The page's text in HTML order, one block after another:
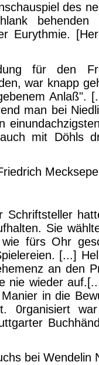
des
behenden
Eurythmie.
für den
war knapp
Anlaß".
man bei
mit Döhls
Schriftsteller
Sie
fürs Ohr
[...]
an den
nie wieder
in die
0rganisiert
bei Wendelin